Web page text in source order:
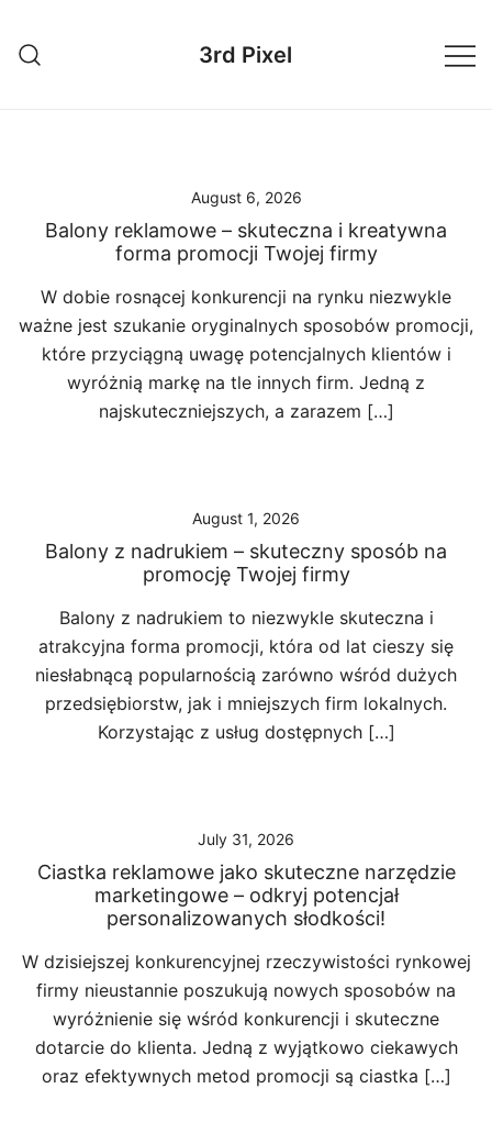
content
3rd Pixel
August 6, 2026
Balony reklamowe – skuteczna i kreatywna
forma promocji Twojej firmy
W dobie rosnącej konkurencji na rynku niezwykle
ważne jest szukanie oryginalnych sposobów promocji,
które przyciągną uwagę potencjalnych klientów i
wyróżnią markę na tle innych firm. Jedną z
najskuteczniejszych, a zarazem […]
August 1, 2026
Balony z nadrukiem – skuteczny sposób na
promocję Twojej firmy
Balony z nadrukiem to niezwykle skuteczna i
atrakcyjna forma promocji, która od lat cieszy się
niesłabnącą popularnością zarówno wśród dużych
przedsiębiorstw, jak i mniejszych firm lokalnych.
Korzystając z usług dostępnych […]
July 31, 2026
Ciastka reklamowe jako skuteczne narzędzie
marketingowe – odkryj potencjał
personalizowanych słodkości!
W dzisiejszej konkurencyjnej rzeczywistości rynkowej
firmy nieustannie poszukują nowych sposobów na
wyróżnienie się wśród konkurencji i skuteczne
dotarcie do klienta. Jedną z wyjątkowo ciekawych
oraz efektywnych metod promocji są ciastka […]